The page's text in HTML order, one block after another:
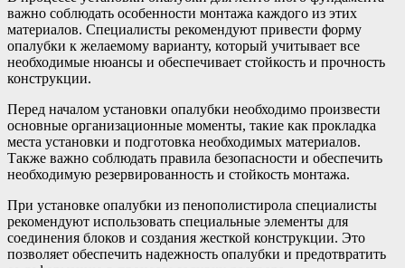
важно соблюдать особенности монтажа каждого из этих
материалов. Специалисты рекомендуют привести форму
опалубки к желаемому варианту, который учитывает все
необходимые нюансы и обеспечивает стойкость и прочность
конструкции.
Перед началом установки опалубки необходимо произвести
основные организационные моменты, такие как прокладка
места установки и подготовка необходимых материалов.
Также важно соблюдать правила безопасности и обеспечить
необходимую резервированность и стойкость монтажа.
При установке опалубки из пенополистирола специалисты
рекомендуют использовать специальные элементы для
соединения блоков и создания жесткой конструкции. Это
позволяет обеспечить надежность опалубки и предотвратить